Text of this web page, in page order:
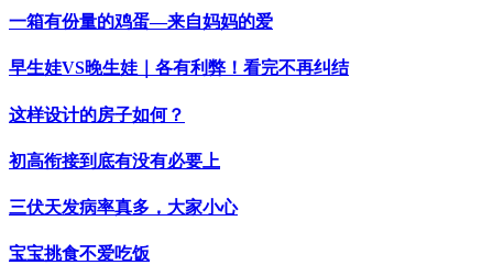
一箱有份量的鸡蛋—来自妈妈的爱
早生娃VS晚生娃｜各有利弊！看完不再纠结
这样设计的房子如何？
初高衔接到底有没有必要上
三伏天发病率真多，大家小心
宝宝挑食不爱吃饭